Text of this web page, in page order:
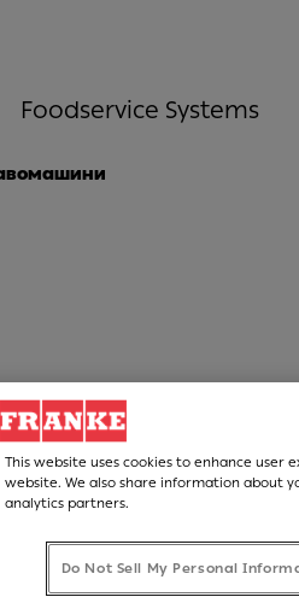
Foodservice Systems
This website uses cookies to enhance
website. We also share information about
analytics partners.
Do Not Sell My Personal